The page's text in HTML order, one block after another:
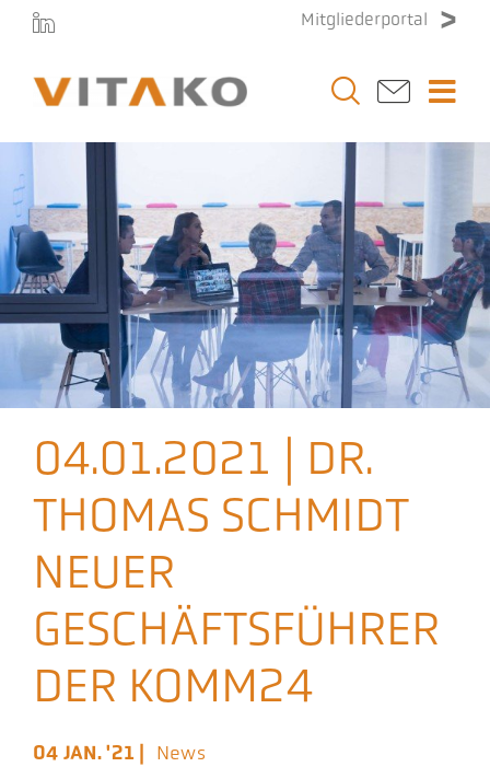
Zum
springen
Mitgliederportal
Vitako
Themen
Stellenmarkt
Veranstaltungen
Presse
Aktuelles
Podcast
04.01.2021 | DR.
THOMAS SCHMIDT
NEUER
GESCHÄFTSFÜHRER
DER KOMM24
04 JAN. '21 | News